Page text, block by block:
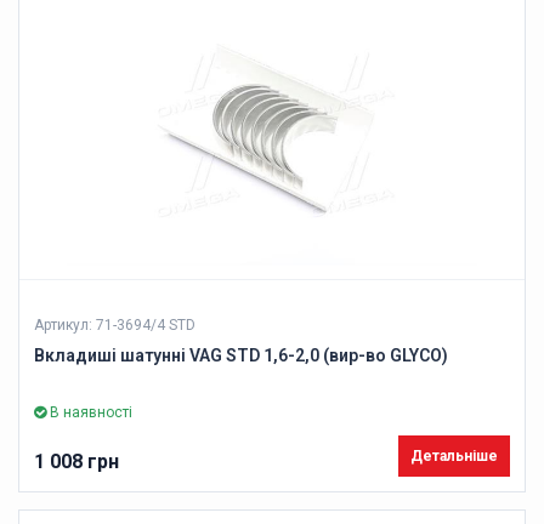
Артикул: 71-3694/4 STD
Вкладиші шатунні VAG STD 1,6-2,0 (вир-во GLYCO)
В наявності
1 008 грн Детальніше